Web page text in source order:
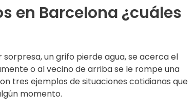
en Barcelona ¿cuáles
un grifo pierde agua, se acerca el
o al vecino de arriba se le rompe una
tres ejemplos de situaciones cotidianas que
momento.